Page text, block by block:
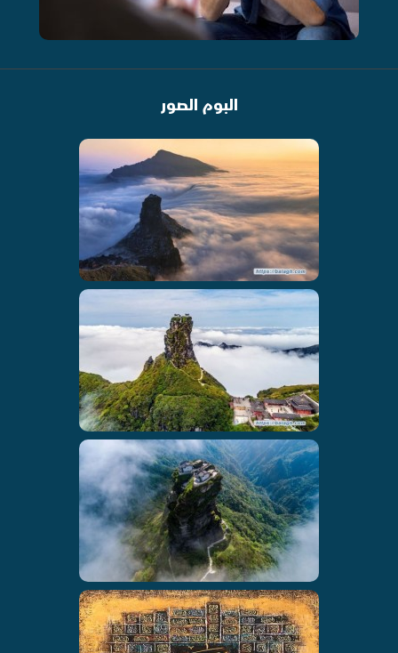
البوم الصور